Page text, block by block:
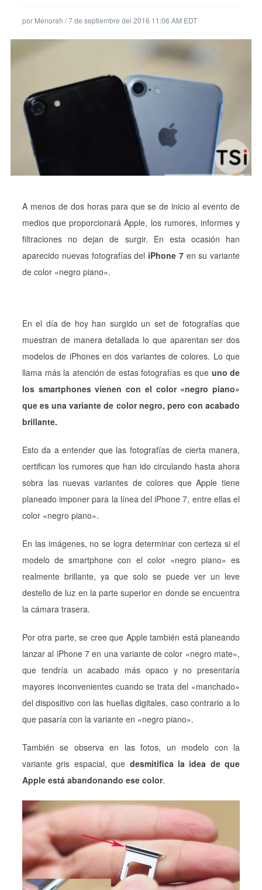
por Menorah /7 de septiembre del 2016 11:06 AM EDT
A menos de dos horas para que se de inicio al evento de
medios que proporcionará Apple, los rumores, informes y
filtraciones no dejan de surgir. En esta ocasión han
aparecido nuevas fotografías del iPhone 7en su variante
de color «negro piano».
En el día de hoy han surgido un set de fotografías que
muestran de manera detallada lo que aparentan ser dos
modelos de iPhones en dos variantes de colores. Lo que
llama más la atención de estas fotografías es que uno de
los smartphones vienen con el color «negro piano»
que es una variante de color negro, pero con acabado
brillante.
Esto da a entender que las fotografías de cierta manera,
certifican los rumores que han ido circulando hasta ahora
sobra las nuevas variantes de colores que Apple tiene
planeado imponer para la línea del iPhone 7, entre ellas el
color «negro piano».
En las imágenes, no se logra determinar con certeza si el
modelo de smartphone con el color «negro piano» es
realmente brillante, ya que solo se puede ver un leve
destello de luz en la parte superior en donde se encuentra
la cámara trasera.
Por otra parte, se cree que Apple también está planeando
lanzar al iPhone 7 en una variante de color «negro mate»,
que tendría un acabado más opaco y no presentaría
mayores inconvenientes cuando se trata del «manchado»
del dispositivo con las huellas digitales, caso contrario a lo
que pasaría con la variante en «negro piano».
También se observa en las fotos, un modelo con la
variante gris espacial, que desmitifica la idea de que
Apple está abandonando ese color.